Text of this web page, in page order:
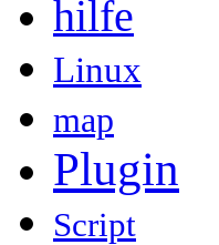
hilfe
Linux
map
Plugin
Script